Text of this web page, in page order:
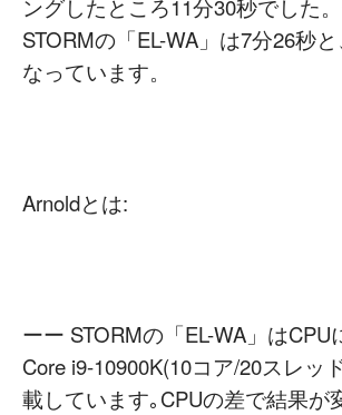
ングしたところ11分30秒でした
STORMの「EL-WA」は7分26秒
なっています。
Arnoldとは:
ーー STORMの「EL-WA」はCPU
Core i9-10900K(10コア/20スレッ
載しています｡CPUの差で結果が